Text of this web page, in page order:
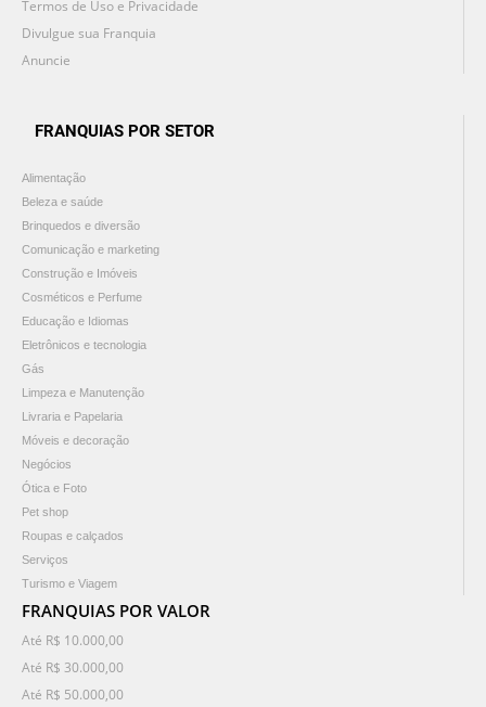
Termos de Uso e Privacidade
Divulgue sua Franquia
Anuncie
FRANQUIAS POR SETOR
Alimentação
Beleza e saúde
Brinquedos e diversão
Comunicação e marketing
Construção e Imóveis
Cosméticos e Perfume
Educação e Idiomas
Eletrônicos e tecnologia
Gás
Limpeza e Manutenção
Livraria e Papelaria
Móveis e decoração
Negócios
Ótica e Foto
Pet shop
Roupas e calçados
Serviços
Turismo e Viagem
FRANQUIAS POR VALOR
Até R$ 10.000,00
Até R$ 30.000,00
Até R$ 50.000,00